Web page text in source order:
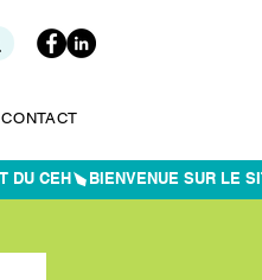
CONTACT